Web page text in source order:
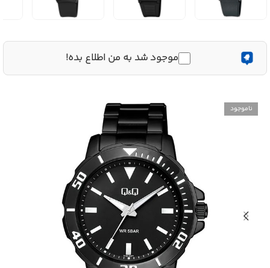
موجود شد به من اطلاع بده!
ناموجود